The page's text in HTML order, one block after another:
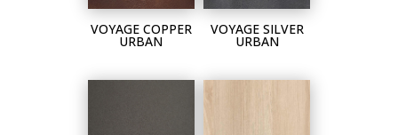
VOYAGE COPPER
URBAN
VOYAGE SILVER
URBAN